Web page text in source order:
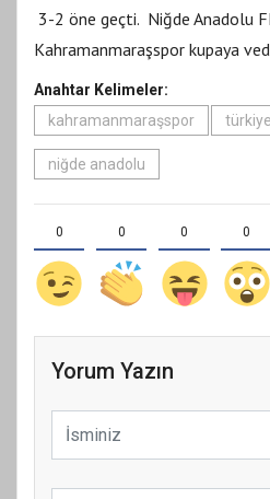
3-2 öne geçti. Niğde Anadolu
Kahramanmaraşspor kupaya
Anahtar Kelimeler:
kahramanmaraşspor
niğde anadolu
0 0 0 0
Yorum Yazın